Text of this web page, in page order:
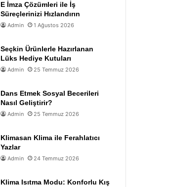
E İmza Çözümleri ile İş
Süreçlerinizi Hızlandırın
Admin 1 Ağustos 2026
Seçkin Ürünlerle Hazırlanan
Lüks Hediye Kutuları
Admin 25 Temmuz 2026
Dans Etmek Sosyal Becerileri
Nasıl Geliştirir?
Admin 25 Temmuz 2026
Klimasan Klima ile Ferahlatıcı
Yazlar
Admin 24 Temmuz 2026
Klima Isıtma Modu: Konforlu Kış